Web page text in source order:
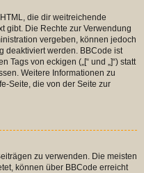
die dir weitreichende
gibt. Die Rechte zur Verwendung
vergeben, können jedoch
deaktiviert werden. BBCode ist
von eckigen („[“ und „]“) statt
Weitere Informationen zu
Seite, die von der Seite zur
zu verwenden. Die meisten
können über BBCode erreicht